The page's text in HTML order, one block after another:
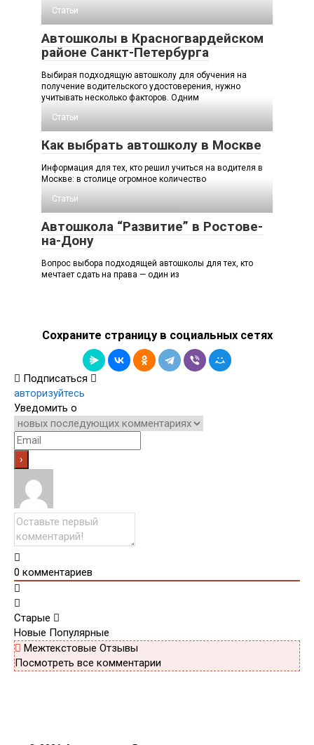
Статьи
Автошколы в Красногвардейском
районе Санкт-Петербурга
Выбирая подходящую автошколу для обучения на
получение водительского удостоверения, нужно
учитывать несколько факторов. Одним
Статьи
Как выбрать автошколу в Москве
Информация для тех, кто решил учиться на водителя в
Москве: в столице огромное количество
Статьи
Автошкола “Развитие” в Ростове-
на-Дону
Вопрос выбора подходящей автошколы для тех, кто
мечтает сдать на права — один из
Сохраните страницу в социальных сетях
Подписаться
авторизуйтесь
Уведомить о
0 комментариев
Старые
Новые Популярные
Межтекстовые Отзывы
Посмотреть все комментарии